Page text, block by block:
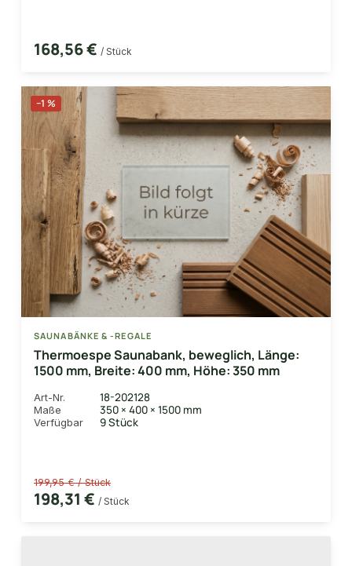
168,56 € / Stück
−1 %
SAUNABÄNKE & -REGALE
Thermoespe Saunabank, beweglich, Länge:
1500 mm, Breite: 400 mm, Höhe: 350 mm
Art-Nr. 18-202128
Maße 350 × 400 × 1500 mm
Verfügbar 9 Stück
199,95 € / Stück
198,31 € / Stück